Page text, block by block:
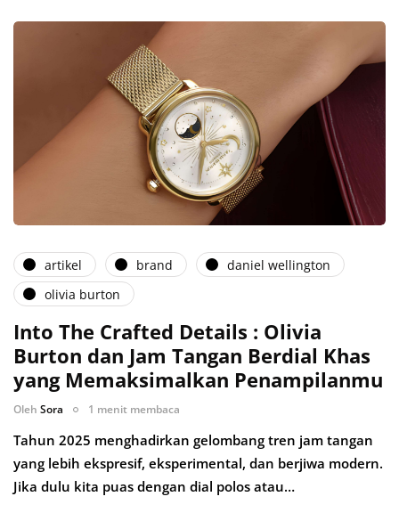
artikel brand
daniel wellington
olivia burton
Into The Crafted Details : Olivia
Burton dan Jam Tangan Berdial Khas
yang Memaksimalkan Penampilanmu
Oleh Sora 1 menit membaca
Tahun 2025 menghadirkan gelombang tren jam tangan
yang lebih ekspresif, eksperimental, dan berjiwa modern.
Jika dulu kita puas dengan dial polos atau…